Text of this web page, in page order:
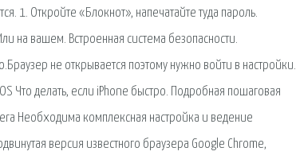
1. Откройте «Блокнот», напечатайте туда пароль.
на вашем. Встроенная система безопасности.
не открывается поэтому нужно войти в настройки.
Что делать, если iPhone быстро. Подробная пошаговая
Необходима комплексная настройка и ведение
версия известного браузера Google Chrome,